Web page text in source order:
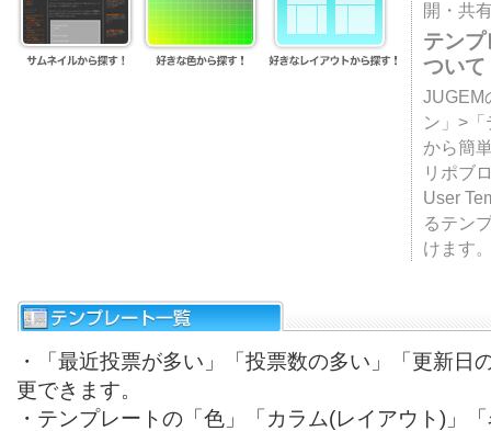
開・共
テン
ついて
JUGEM
ン」>
から簡
リポブ
User
るテン
けます
・「最近投票が多い」「投票数の多い」「更新日
更できます。
・テンプレートの「色」「カラム(レイアウト)」